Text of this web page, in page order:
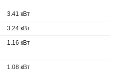
3.41 кВт
3.24 кВт
1.16 кВт
1.08 кВт